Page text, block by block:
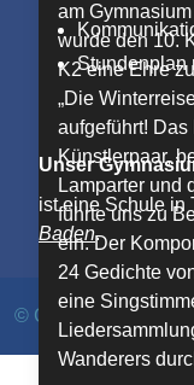
am
wurde den 10.
K2 eine Ehre
„Die
aufgeführt!
Künstlerpaar,
Lamparter und
führte uns zu
ein. Der
24 Gedichte
eine
Wanderers
Stundenplan
Unser
ist eine Schule in
Baden.
© Gymnasium